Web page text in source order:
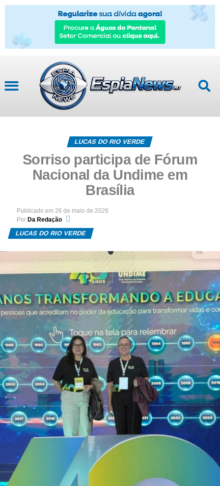
LUCAS DO RIO VERDE
Sorriso participa de Fórum
Nacional da Undime em
Brasília
Publicado em 26 de maio de 2026
Por Da Redação
LUCAS DO RIO VERDE